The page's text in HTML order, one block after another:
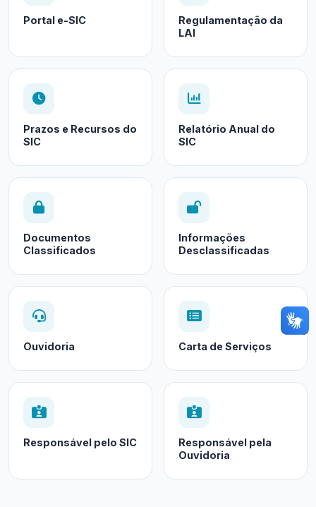
Portal e-SIC
Regulamentação da
LAI
Prazos e Recursos do
SIC
Relatório Anual do
SIC
Documentos
Classificados
Informações
Desclassificadas
Ouvidoria Carta de Serviços
Responsável pelo SIC
Responsável pela
Ouvidoria